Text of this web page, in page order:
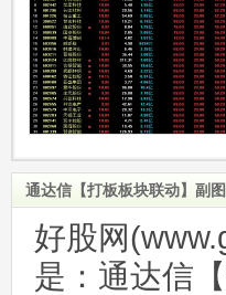
通达信【打板板块联动】副
好股网
是：通达信